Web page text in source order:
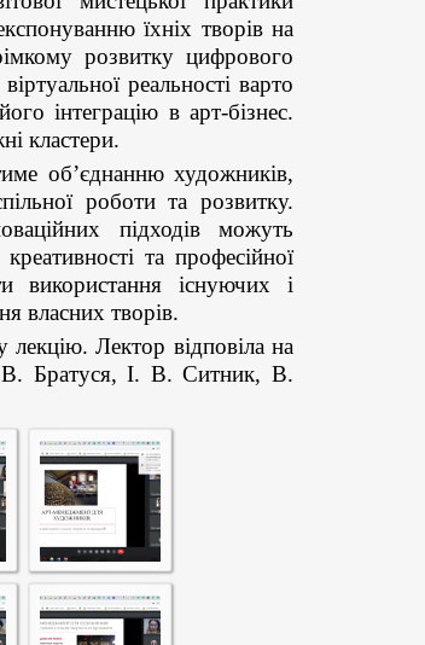
їхніх творів на
розвитку цифрового
реальності варто
інтеграцію в арт-бізнес.
кластери.
об’єднанню художників,
роботи та розвитку.
підходів можуть
та професійної
використання існуючих і
власних творів.
лекцію. Лектор відповіла на
В. Братуся, І. В. Ситник, В.